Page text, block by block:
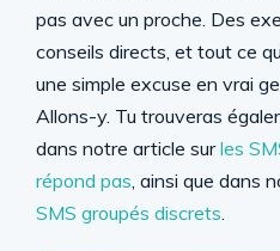
pas avec un proche. Des
conseils directs, et tout ce
une simple excuse en vrai
Allons-y. Tu trouveras
dans notre article surles
répond pas, ainsi que dans
SMS groupés discrets.